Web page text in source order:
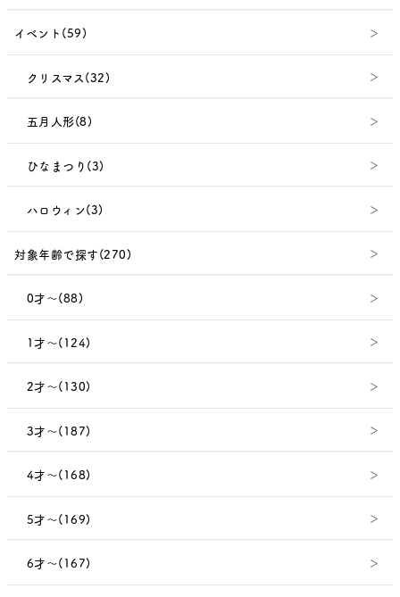
イベント(59)
クリスマス(32)
五月人形(8)
ひなまつり(3)
ハロウィン(3)
対象年齢で探す(270)
0才～(88)
1才～(124)
2才～(130)
3才～(187)
4才～(168)
5才～(169)
6才～(167)